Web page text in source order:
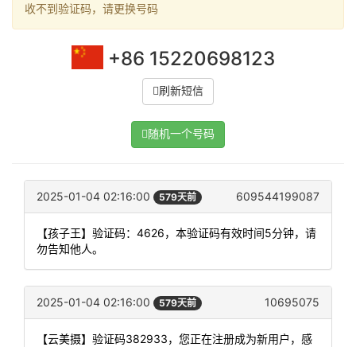
收不到验证码，请更换号码
+86 15220698123
刷新短信
随机一个号码
2025-01-04 02:16:00 579天前 609544199087
【孩子王】验证码：4626，本验证码有效时间5分钟，请
勿告知他人。
2025-01-04 02:16:00 579天前 10695075
【云美摄】验证码382933，您正在注册成为新用户，感